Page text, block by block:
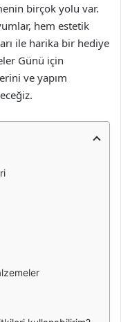
birçok yolu var.
hem estetik
ile harika bir hediye
Günü için
ve yapım